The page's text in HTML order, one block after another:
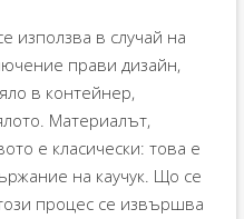
използва в случай на
прави дизайн,
в контейнер,
Материалът,
е класически: това е
на каучук. Що се
процес се извършва